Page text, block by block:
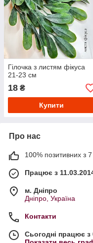
Гілочка з листям фікуса
21-23 см
18 ₴
Купити
Про нас
100% позитивних з 7
Працює з
м. Дніпро
Дніпро, Україна
Контакти
Сьогодні працює з